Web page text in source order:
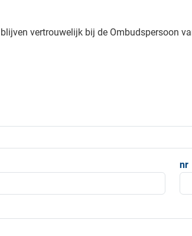
vertrouwelijk bij de Ombudspersoon
nr